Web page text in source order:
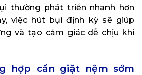
thường phát triển nhanh hơn
việc hút bụi định kỳ sẽ giúp
và tạo cảm giác dễ chịu khi
hợp cần giặt nệm sớm